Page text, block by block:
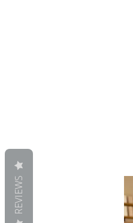
REVIEWS